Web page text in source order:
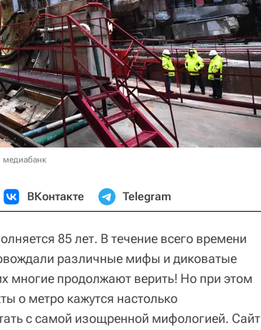
медиабанк
ВКонтакте Telegram
85 лет. В течение всего времени
различные мифы и диковатые
многие продолжают верить! Но при этом
о метро кажутся настолько
с самой изощренной мифологией. Сайт